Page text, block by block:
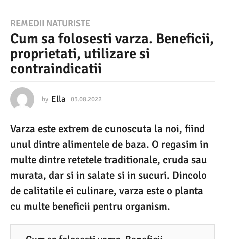
0
3
.
0
.
0
2
2
0
3
.
0
REMEDII NATURISTE
Cum sa folosesti varza. Beneficii,
proprietati, utilizare si
contraindicatii
by Ella 03.08.2022
0
.
2
2
Varza este extrem de cunoscuta la noi, fiind
unul dintre alimentele de baza. O regasim in
multe dintre retetele traditionale, cruda sau
murata, dar si in salate si in sucuri. Dincolo
de calitatile ei culinare, varza este o planta
cu multe beneficii pentru organism.